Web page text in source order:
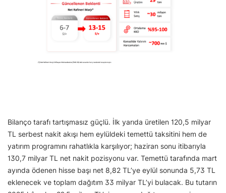
Bilanço tarafı tartışmasız güçlü. İlk yarıda üretilen 120,5 milyar
TL serbest nakit akışı hem eylüldeki temettü taksitini hem de
yatırım programını rahatlıkla karşılıyor; haziran sonu itibarıyla
130,7 milyar TL net nakit pozisyonu var. Temettü tarafında mart
ayında ödenen hisse başı net 8,82 TL’ye eylül sonunda 5,73 TL
eklenecek ve toplam dağıtım 33 milyar TL’yi bulacak. Bu tutarın